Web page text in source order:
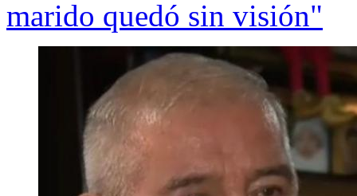
marido quedó sin visión"